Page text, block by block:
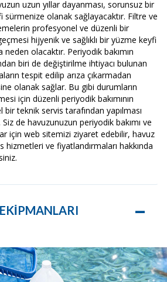
uzun yıllar dayanması, sorunsuz bir
sürmenize olanak sağlayacaktır. Filtre ve
profesyonel ve düzenli bir
hijyenik ve sağlıklı bir yüzme keyfi
neden olacaktır. Periyodik bakımın
biri de değiştirilme ihtiyacı bulunan
tespit edilip arıza çıkarmadan
olanak sağlar. Bu gibi durumların
için düzenli periyodik bakımının
teknik servis tarafından yapılması
de havuzunuzun periyodik bakımı ve
için web sitemizi ziyaret edebilir, havuz
hizmetleri ve fiyatlandırmaları hakkında
–